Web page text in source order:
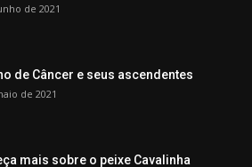
de 2021
de Câncer e seus ascendentes
de 2021
mais sobre o peixe Cavalinha